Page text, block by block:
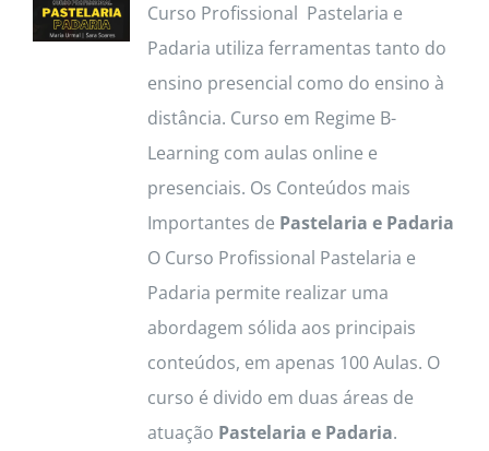
Curso Profissional Pastelaria e
Padaria utiliza ferramentas tanto do
ensino presencial como do ensino à
distância. Curso em Regime B-
Learning com aulas online e
presenciais. Os Conteúdos mais
Importantes de Pastelaria e Padaria
O Curso Profissional Pastelaria e
Padaria permite realizar uma
abordagem sólida aos principais
conteúdos, em apenas 100 Aulas. O
curso é divido em duas áreas de
atuação Pastelaria e Padaria.